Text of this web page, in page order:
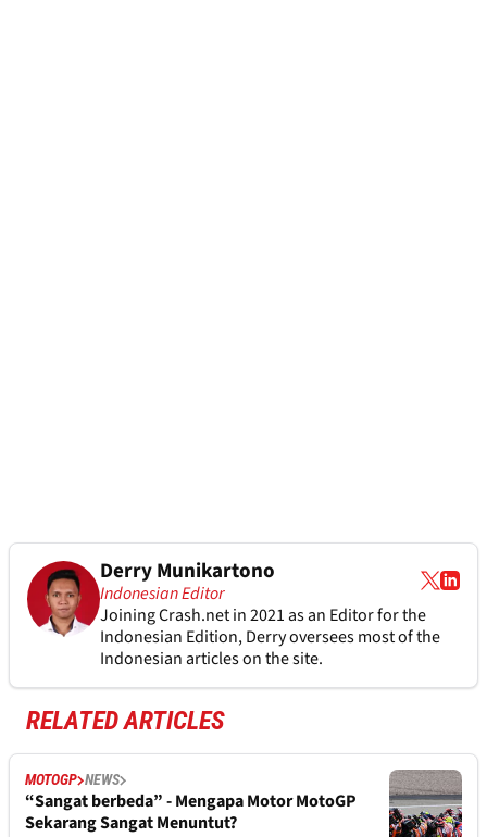
Derry Munikartono
Indonesian Editor
Joining Crash.net in 2021 as an Editor for the
Indonesian Edition, Derry oversees most of the
Indonesian articles on the site.
RELATED ARTICLES
MOTOGP NEWS
“Sangat berbeda” - Mengapa Motor MotoGP
Sekarang Sangat Menuntut?